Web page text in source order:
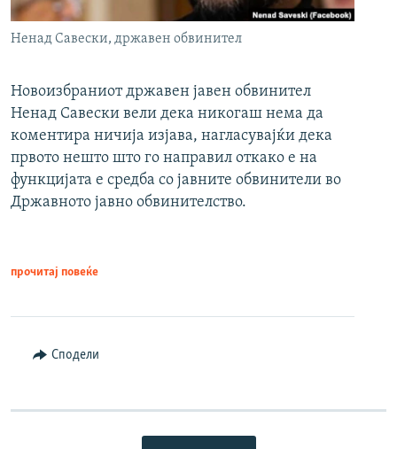
Ненад Савески, државен обвинител
Новоизбраниот државен јавен обвинител
Ненад Савески вели дека никогаш нема да
коментира ничија изјава, нагласувајќи дека
првото нешто што го направил откако е на
функцијата е средба со јавните обвинители во
Државното јавно обвинителство.
прочитај повеќе
Сподели